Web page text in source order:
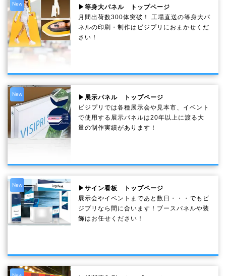
New
▶等身大パネル トップページ
月間出荷数300体突破！ 工場直送の等身大パ
ネルの印刷・制作は ビジプリ におまかせくだ
さい！
New
▶展示パネル トップページ
ビジプリでは各種展示会や見本市、イベント
で使用する展示パネルは20年以上に渡る大
量の制作実績があります！
New
▶サイン看板 トップページ
展示会やイベントまであと数日・・・でもビ
ジプリなら間に合います！ブースパネルや装
飾はお任せください！